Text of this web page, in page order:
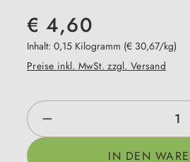
€ 4,60
Inhalt: 0,15 Kilogramm (€ 30,67/kg)
Preise inkl. MwSt. zzgl. Versand
Produkt Anzahl: Gib
IN DEN